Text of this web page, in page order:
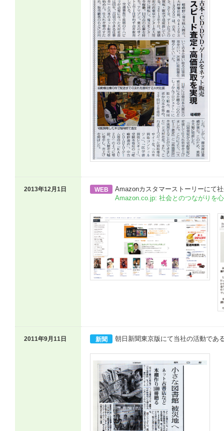
2013年12月1日 WEB
Amazonカスタマーストーリーにて
Amazon.co.jp: 社会とのつながりを
2011年9月11日 新聞 朝日新聞東京版にて当社の活動であ